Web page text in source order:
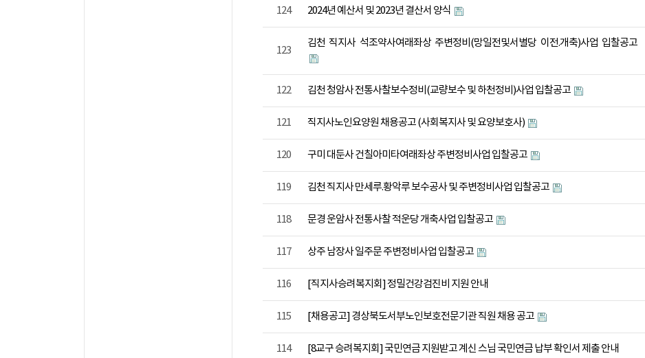
124 2024년 예산서 및 2023년 결산서 양식
123
김천 직지사 석조약사여래좌상 주변정비(망일전및서별당 이전.개축)사업 입찰공고
122 김천 청암사 전통사찰보수정비(교량보수 및 하천정비)사업 입찰공고
121 직지사노인요양원 채용공고 (사회복지사 및 요양보호사)
120 구미 대둔사 건칠아미타여래좌상 주변정비사업 입찰공고
119 김천 직지사 만세루.황악루 보수공사 및 주변정비사업 입찰공고
118 문경 운암사 전통사찰 적운당 개축사업 입찰공고
117 상주 남장사 일주문 주변정비사업 입찰공고
116 [직지사승려복지회] 정밀건강검진비 지원 안내
115 [채용공고] 경상북도서부노인보호전문기관 직원 채용 공고
114 [8교구 승려복지회] 국민연금 지원받고 계신 스님 국민연금 납부 확인서 제출 안내